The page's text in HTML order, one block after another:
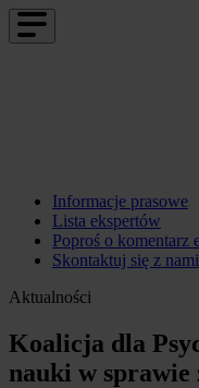
Informacje prasowe
Lista ekspertów
Poproś o komentarz
Skontaktuj się z nami
Aktualności
Koalicja dla
nauki w sprawie